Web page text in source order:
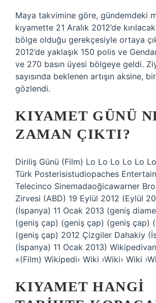
Maya takvimine göre, gündemdeki
kıyamette 21 Aralık 2012’de
bölge olduğu gerekçesiyle ortaya
2012’de yaklaşık 150 polis ve
ve 270 basın üyesi bölgeye geldi.
sayısında beklenen artışın aksine,
gözlendi.
KIYAMET GÜNÜ
ZAMAN ÇIKTI?
Diriliş Günü (Film) Lo Lo Lo Lo Lo
Türk Posterisistudiopaches
Telecinco Sinemadaoğicawarner
Zirvesi (ABD) 19 Eylül 2012 (Eylül
(İspanya) 11 Ocak 2013 (geniş
(geniş çap) (geniş çap) (geniş çap)
(geniş çap) 2012 Çizgiler Dahakiy
(İspanya) 11 Ocak 2013) Wikipedivani
«(Film) Wikipedi› Wiki ›Wiki› Wiki
KIYAMET HANGI